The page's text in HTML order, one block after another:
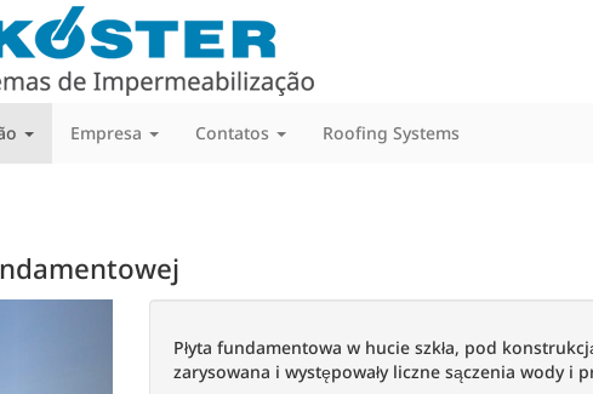
Empresa Contatos Roofing Systems
Płyta fundamentowa w hucie szkła, pod
zarysowana i występowały liczne sączenia wody i